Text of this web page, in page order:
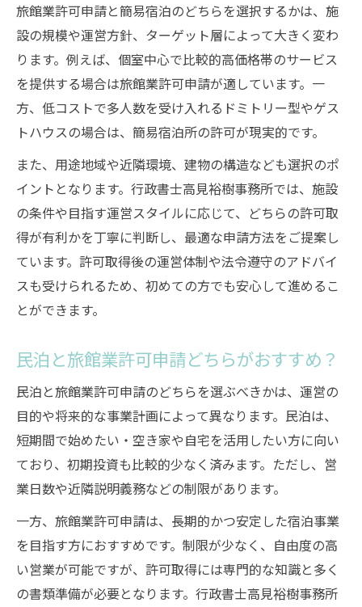
旅館業許可申請と簡易宿泊のどちらを選択するかは、施
設の規模や運営方針、ターゲット層によって大きく変わ
ります。例えば、個室中心で比較的高価格帯のサービス
を提供する場合は旅館業許可申請が適しています。一
方、低コストで多人数を受け入れるドミトリー型やゲス
トハウスの場合は、簡易宿泊所の許可が現実的です。
また、用途地域や近隣環境、建物の構造なども選択のポ
イントとなります。行政書士高見裕樹事務所では、施設
の条件や目指す運営スタイルに応じて、どちらの許可取
得が有利かを丁寧に判断し、最適な申請方法をご提案し
ています。許可取得後の運営体制や法令遵守のアドバイ
スも受けられるため、初めての方でも安心して進めるこ
とができます。
民泊と旅館業許可申請どちらがおすすめ？
民泊と旅館業許可申請のどちらを選ぶべきかは、運営の
目的や将来的な事業計画によって異なります。民泊は、
短期間で始めたい・空き家や自宅を活用したい方に向い
ており、初期投資も比較的少なく済みます。ただし、営
業日数や近隣説明義務などの制限があります。
一方、旅館業許可申請は、長期的かつ安定した宿泊事業
を目指す方におすすめです。制限が少なく、自由度の高
い営業が可能ですが、許可取得には専門的な知識と多く
の書類準備が必要となります。行政書士高見裕樹事務所